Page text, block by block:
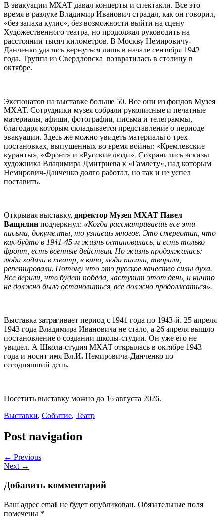
В эвакуации МХАТ давал концерты и спектакли. Все это
время в разлуке Владимир Иванович страдал, как он говорил,
«без запаха кулис», без возможности выйти на сцену
Художественного театра, но продолжал руководить на
расстоянии тысяч километров. В Москву Немировичу-
Данченко удалось вернуться лишь в начале сентября 1942
года. Труппа из Свердловска возвратилась в столицу в
октябре.
Экспонатов на выставке больше 50. Все они из фондов Музея
МХАТ. Сотрудники музея собрали рукописные и печатные
материалы, афиши, фотографии, письма и телеграммы,
благодаря которым складывается представление о периоде
эвакуации. Здесь же можно увидеть материалы о трех
постановках, выпущенных во время войны: «Кремлевские
куранты», «Фронт» и «Русские люди». Сохранились эскизы
художника Владимира Дмитриева к «Гамлету», над которым
Немирович-Данченко долго работал, но так и не успел
поставить.
Открывая выставку, директор Музея МХАТ Павел
Ващилин подчеркнул: «Когда рассматриваешь все эти
письма, документы, то узнаешь многое. Это стереотип, что
как-будто в 1941-45-м жизнь остановилась, и есть только
фронт, есть военные действия. Но жизнь продолжалась:
люди ходили в театр, в кино, люди писали, творили,
репетировали. Потому что это русское качество силы духа.
Все верили, что будет победа, наступит этот день, и ничто
не должно было остановиться, все должно продолжаться».
Выставка затрагивает период с 1941 года по 1943-й. 25 апреля
1943 года Владимира Ивановича не стало, а 26 апреля вышло
постановление о создании школы-студии. Он уже его не
увидел. А Школа-студия МХАТ открылась в октябре 1943
года и носит имя Вл.И. Немировича-Данченко по
сегодняшний день.
Посетить выставку можно до 16 августа 2026.
Выставки, Событие, Театр
Post navigation
← Previous
Next →
Добавить комментарий
Ваш адрес email не будет опубликован. Обязательные поля
помечены *